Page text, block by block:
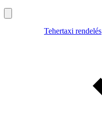
Tehertaxi rendelés